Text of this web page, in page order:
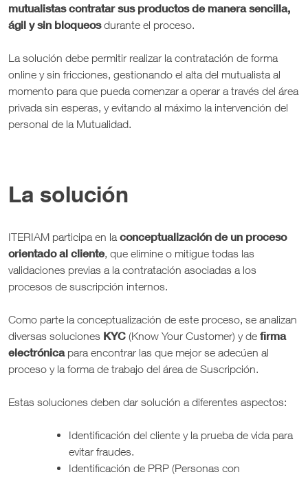
mutualistas contratar sus productos de manera sencilla,
ágil y sin bloqueosdurante el proceso.
La solución debe permitir realizar la contratación de forma
online y sin fricciones, gestionando el alta del mutualista al
momento para que pueda comenzar a operar a través del área
privada sin esperas, y evitando al máximo la intervención del
personal de la Mutualidad.
La solución
ITERIAM participa en la conceptualización de un proceso
orientado al cliente, que elimine o mitigue todas las
validaciones previas a la contratación asociadas a los
procesos de suscripción internos.
Como parte la conceptualización de este proceso, se analizan
diversas soluciones KYC (Know Your Customer) y de firma
electrónicapara encontrar las que mejor se adecúen al
proceso y la forma de trabajo del área de Suscripción.
Estas soluciones deben dar solución a diferentes aspectos:
Identificación del cliente y la prueba de vida para
evitar fraudes.
Identificación de PRP (Personas con